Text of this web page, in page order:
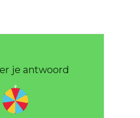
je antwoord